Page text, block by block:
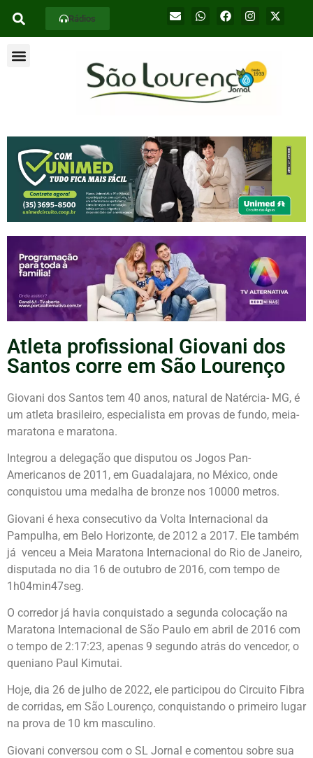
Rádios
Atleta profissional Giovani dos
Santos corre em São Lourenço
Giovani dos Santos tem 40 anos, natural de Natércia- MG, é
um atleta brasileiro, especialista em provas de fundo, meia-
maratona e maratona.
Integrou a delegação que disputou os Jogos Pan-
Americanos de 2011, em Guadalajara, no México, onde
conquistou uma medalha de bronze nos 10000 metros.
Giovani é hexa consecutivo da Volta Internacional da
Pampulha, em Belo Horizonte, de 2012 a 2017. Ele também
já venceu a Meia Maratona Internacional do Rio de Janeiro,
disputada no dia 16 de outubro de 2016, com tempo de
1h04min47seg.
O corredor já havia conquistado a segunda colocação na
Maratona Internacional de São Paulo em abril de 2016 com
o tempo de 2:17:23, apenas 9 segundo atrás do vencedor, o
queniano Paul Kimutai.
Hoje, dia 26 de julho de 2022, ele participou do Circuito Fibra
de corridas, em São Lourenço, conquistando o primeiro lugar
na prova de 10 km masculino.
Giovani conversou com o SL Jornal e comentou sobre sua